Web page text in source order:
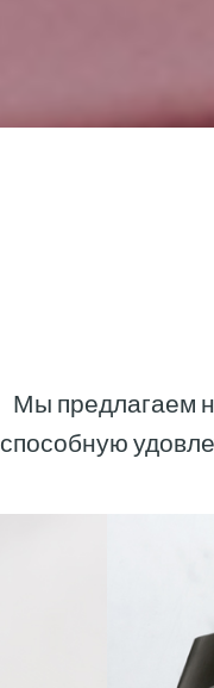
Мы предлагаем
способную